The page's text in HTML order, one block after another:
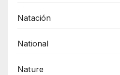
Natación
National
Nature